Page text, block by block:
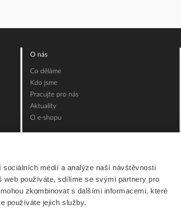
médií a analýze naší návštěvnosti
používáte, sdílíme se svými partnery pro
zkombinovat s dalšími informacemi, které
používáte jejich služby.
O nás
Co děláme
Kdo jsme
Pracujte pro nás
Aktuality
O e-shopu